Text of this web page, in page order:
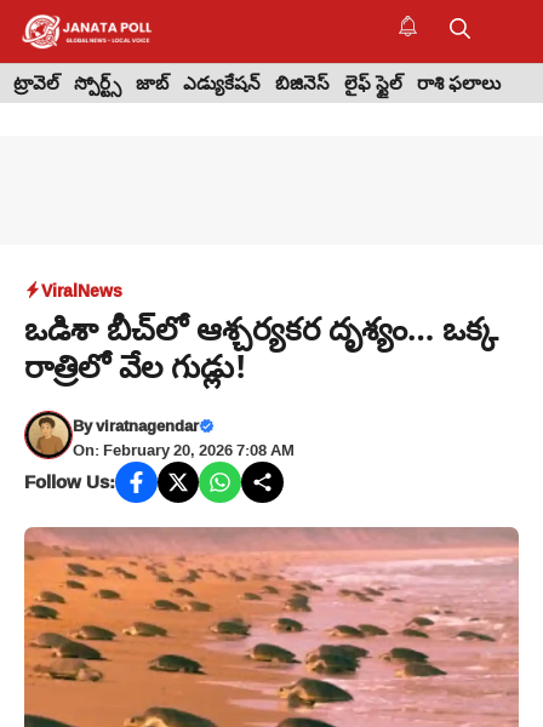
Skip
content
ట్రావెల్ స్పోర్ట్స్ జాబ్ ఎడ్యుకేషన్ బిజినెస్ లైఫ్ స్టైల్ రాశి ఫలాలు
ViralNews
ఒడిశా బీచ్‌లో ఆశ్చర్యకర దృశ్యం… ఒక్క
రాత్రిలో వేల గుడ్లు!
Byviratnagendar
On: February 20, 2026 7:08 AM
Follow Us: